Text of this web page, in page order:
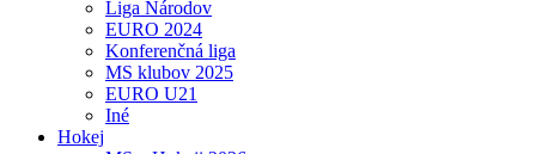
Liga Národov
EURO 2024
Konferenčná liga
MS klubov 2025
EURO U21
Iné
Hokej